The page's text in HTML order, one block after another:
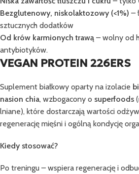
Bezglutenowy, niskolaktozowy (<1%) –
sztucznych dodatków
Od krów karmionych trawą – wolny od
antybiotyków.
VEGAN PROTEIN 226ERS
Suplement białkowy oparty na izolacie
nasion chia, wzbogacony o superfoods
lniane), które dostarczają wartości
regenerację mięśni i ogólną kondycję
Kiedy stosować?
Po treningu – wspiera regenerację i